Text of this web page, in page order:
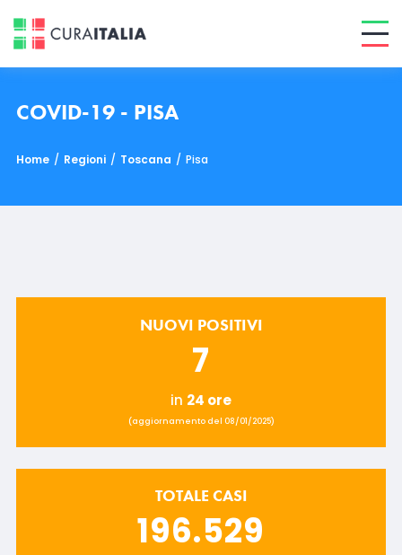
COVID-19 - PISA
Home / Regioni / Toscana / Pisa
NUOVI POSITIVI
7
in 24 ore
(aggiornamento del 08/01/2025)
TOTALE CASI
196.529